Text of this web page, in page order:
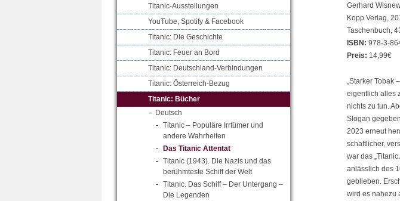
Titanic-Ausstellungen
YouTube, Spotify & Facebook
Titanic: Die Geschichte
Titanic: Feuer an Bord
Titanic: Deutschland-Verbindungen
Titanic: Österreich-Bezug
Titanic: Bücher
Deutsch
Titanic – Populäre Irrtümer und
andere Wahrheiten
Das Titanic Attentat
Titanic (1943). Die Nazis und das
berühmteste Schiff der Welt
Titanic. Das Schiff – Der Untergang –
Die Legenden
Gerhard
Kopp Verlag,
Taschenbuch,
ISBN: 978-3-
Preis: 14,99€
„Starker
eigentlich alles
nichts zu tun.
Slogan
2023 erneut
schaftlicher,
war das
anlässlich des
geblieben.
wird es nahezu